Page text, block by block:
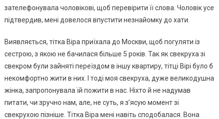
зателефонувала чоловікові, щоб перевірити її слова. Чоловік усе
підтвердив, мені довелося впустити незнайомку до хати.
Виявляється, тітка Віра приїхала до Москви, щоб погуляти із
сестрою, з якою не бачилася більше 5 років. Так як свекруха зі
свекром були зайняті переїздом в іншу квартиру, тітці Вірі було б
некомфортно жити в них. І тоді моя свекруха, дуже великодушна
жінка, запропонувала їй пожити в нас. Ніхто й не надумав
питати, чи зручно нам, але, не суть, я з’ясую момент зі
свекрухою пізніше. Тітка Віра мені навіть сподобалася. Вона